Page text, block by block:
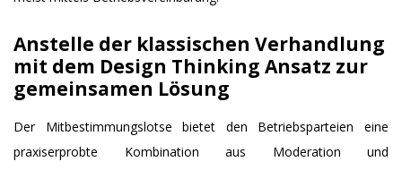
Anstelle der klassischen Verhandlung
mit dem Design Thinking Ansatz zur
gemeinsamen Lösung
Der Mitbestimmungslotse bietet den Betriebsparteien eine
praxiserprobte Kombination aus Moderation und